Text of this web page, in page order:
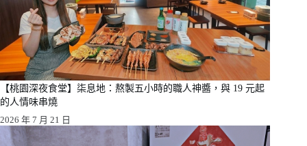
【桃園深夜食堂】柒息地：熬製五小時的職人神醬，與 19 元起
的人情味串燒
2026 年 7 月 21 日